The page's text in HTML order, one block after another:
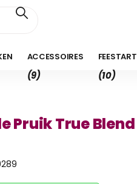
ACCESSOIRES
(9) (10)
Pruik True